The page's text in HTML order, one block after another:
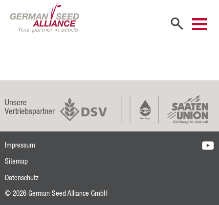
Unsere
Vertriebspartner
Impressum
Sitemap
Datenschutz
© 2026 German Seed Alliance GmbH
Firmenportrait
Gesellschafter
Produkte